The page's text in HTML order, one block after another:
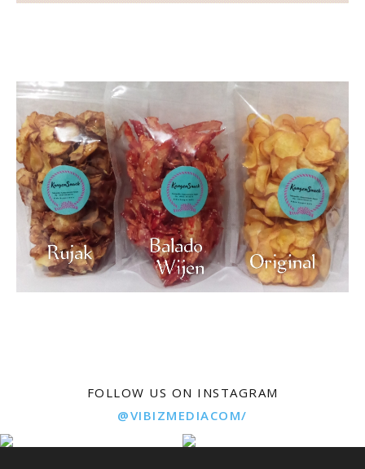
FOLLOW US ON INSTAGRAM
@VIBIZMEDIACOM/